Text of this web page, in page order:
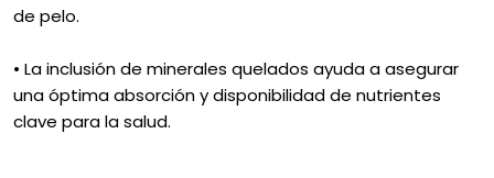
de pelo.
• La inclusión de minerales quelados ayuda a asegurar
una óptima absorción y disponibilidad de nutrientes
clave para la salud.